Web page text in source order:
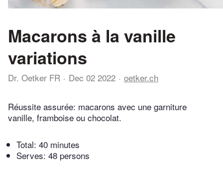
Macarons à la vanille
variations
Dr. Oetker FR Dec 02 2022 oetker.ch
Réussite assurée: macarons avec une garniture
vanille, framboise ou chocolat.
Total: 40 minutes
Serves: 48 persons